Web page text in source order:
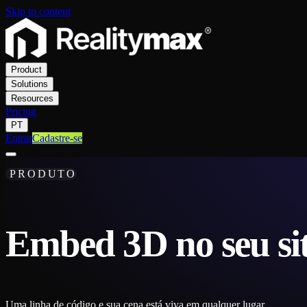
Skip to content
Product
Solutions
Resources
Pricing
PT
EntrarCadastre-se
PRODUTO
Embed 3D no seu
Uma linha de código e sua cena está viva em qualquer lugar.